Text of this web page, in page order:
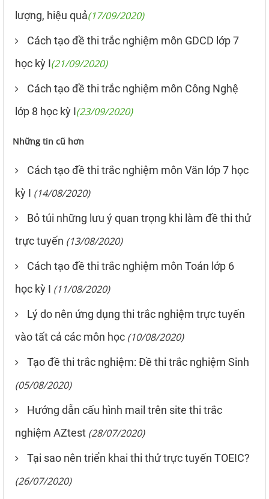
lượng, hiệu quả(17/09/2020)
Cách tạo đề thi trắc nghiệm môn GDCD lớp 7
học kỳ I(21/09/2020)
Cách tạo đề thi trắc nghiệm môn Công Nghệ
lớp 8 học kỳ I(23/09/2020)
Những tin cũ hơn
Cách tạo đề thi trắc nghiệm môn Văn lớp 7 học
kỳ I (14/08/2020)
Bỏ túi những lưu ý quan trọng khi làm đề thi thử
trực tuyến (13/08/2020)
Cách tạo đề thi trắc nghiệm môn Toán lớp 6
học kỳ I (11/08/2020)
Lý do nên ứng dụng thi trắc nghiệm trực tuyến
vào tất cả các môn học (10/08/2020)
Tạo đề thi trắc nghiệm: Đề thi trắc nghiệm Sinh
(05/08/2020)
Hướng dẫn cấu hình mail trên site thi trắc
nghiệm AZtest (28/07/2020)
Tại sao nên triển khai thi thử trực tuyến TOEIC?
(26/07/2020)